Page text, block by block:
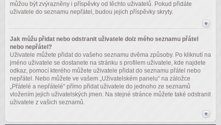
můžou být zvýrazněny i příspěvky od těchto uživatelů. Pokud přidáte
uživatele do seznamu nepřátel, budou jejich příspěvky skryty.
Jak můžu přidat nebo odstranit uživatele do/z mého seznamu přátel
nebo nepřátel?
Uživatele můžete přidat do vašeho seznamu dvěma způsoby. Po kliknutí na
jméno uživatele se dostanete na stránku s profilem uživatele, kde najdete
odkaz, pomocí kterého můžete uživatele přidat do seznamu přátel nebo
nepřátel. Nebo můžete ve vašem „Uživatelském panelu“ na záložce
„Přátelé a nepřátelé“ přímo přidat uživatele do jednoho ze seznamů
vložením jejich uživatelských jmen. Na stejné stránce můžete také odstranit
uživatele z vašich seznamů.